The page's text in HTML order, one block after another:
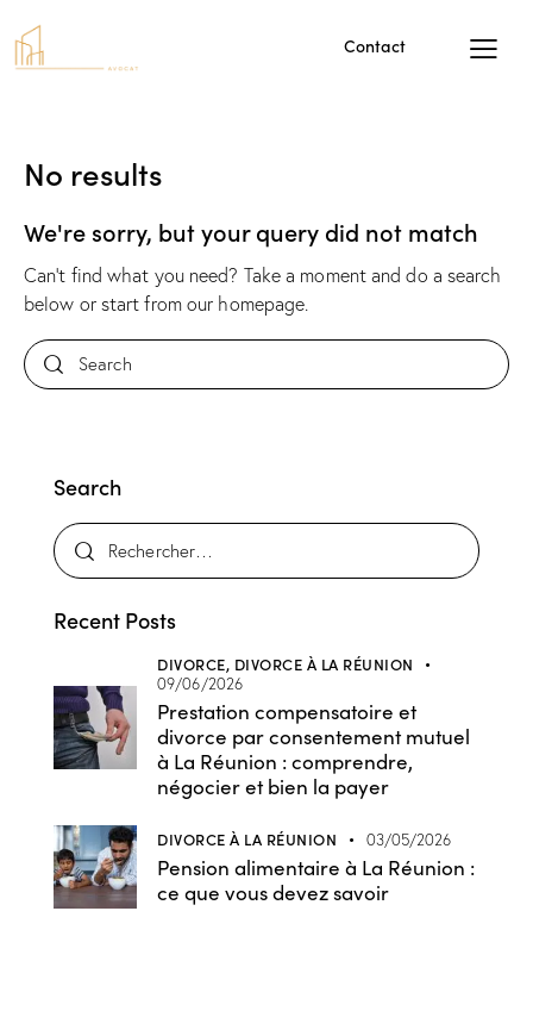
Contact
No results
We're sorry, but your query did not match
Can't find what you need? Take a moment and do a search
below or start from our homepage.
Search
Recent Posts
DIVORCE, DIVORCE À LA RÉUNION
09/06/2026
Prestation compensatoire et
divorce par consentement mutuel
à La Réunion : comprendre,
négocier et bien la payer
DIVORCE À LA RÉUNION 03/05/2026
Pension alimentaire à La Réunion :
ce que vous devez savoir